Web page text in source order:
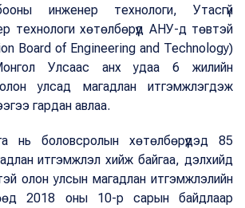
инженер технологи, Утасгүй
технологи хөтөлбөрүүд АНУ-д төвтэй
Board of Engineering and Technology)
Монгол Улсаас анх удаа 6 жилийн
олон улсад магадлан итгэмжлэгдэж
гардан авлаа.
нь боловсролын хөтөлбөрүүдэд 85
итгэмжлэл хийж байгаа, дэлхийд
олон улсын магадлан итгэмжлэлийн
2018 оны 10-р сарын байдлаар